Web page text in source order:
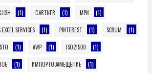
(1) GARTNER (1) MPN (1)
SERVICES (1) PINTEREST (1) SCRUM (1)
(1) AWP (1) ISO21500 (1)
(1) ИМПОРТОЗАМЕЩЕНИЕ (1)